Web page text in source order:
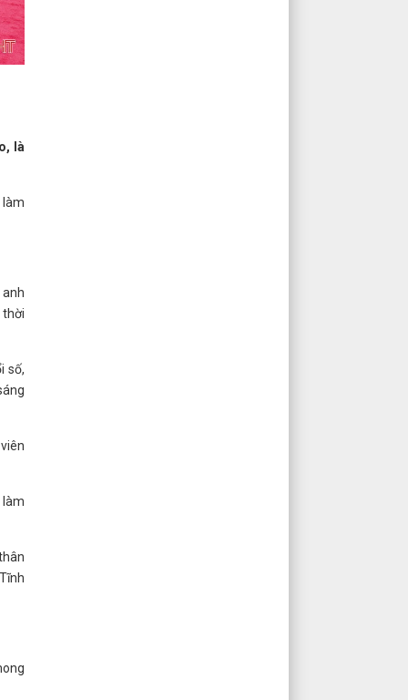
là
làm
anh
thời
số,
làm